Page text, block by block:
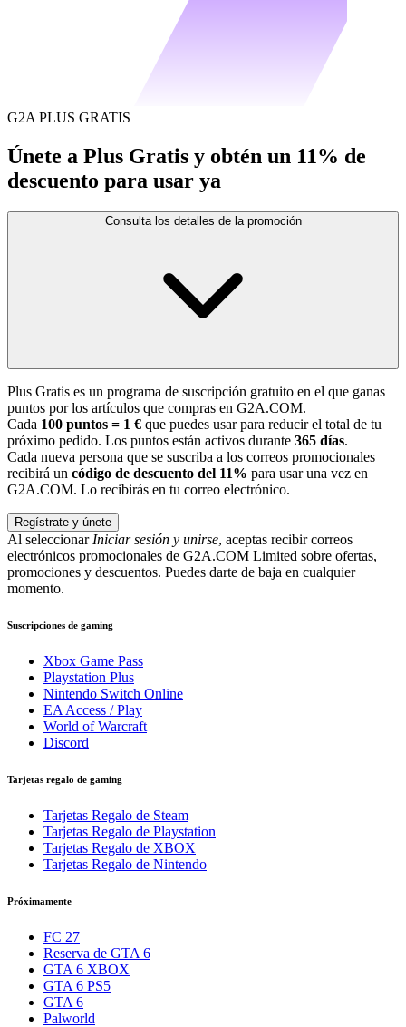
G2A PLUS GRATIS
Únete a Plus Gratis y obtén un 11% de
descuento para usar ya
Consulta los detalles de la promoción
Plus Gratis es un programa de suscripción gratuito en el que ganas
puntos por los artículos que compras en G2A.COM.
Cada 100 puntos = 1 € que puedes usar para reducir el total de tu
próximo pedido. Los puntos están activos durante 365 días.
Cada nueva persona que se suscriba a los correos promocionales
recibirá un código de descuento del 11% para usar una vez en
G2A.COM. Lo recibirás en tu correo electrónico.
Regístrate y únete
Al seleccionar Iniciar sesión y unirse, aceptas recibir correos
electrónicos promocionales de G2A.COM Limited sobre ofertas,
promociones y descuentos. Puedes darte de baja en cualquier
momento.
Suscripciones de gaming
Xbox Game Pass
Playstation Plus
Nintendo Switch Online
EA Access / Play
World of Warcraft
Discord
Tarjetas regalo de gaming
Tarjetas Regalo de Steam
Tarjetas Regalo de Playstation
Tarjetas Regalo de XBOX
Tarjetas Regalo de Nintendo
Próximamente
FC 27
Reserva de GTA 6
GTA 6 XBOX
GTA 6 PS5
GTA 6
Palworld